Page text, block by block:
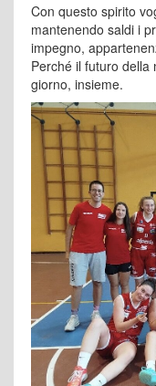
Con questo spirito
mantenendo saldi i
impegno,
Perché il futuro della
giorno, insieme.